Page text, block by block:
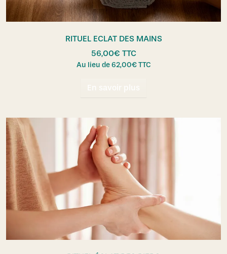
RITUEL ECLAT DES MAINS
56,00€ TTC
Au lieu de62,00€TTC
En savoir plus